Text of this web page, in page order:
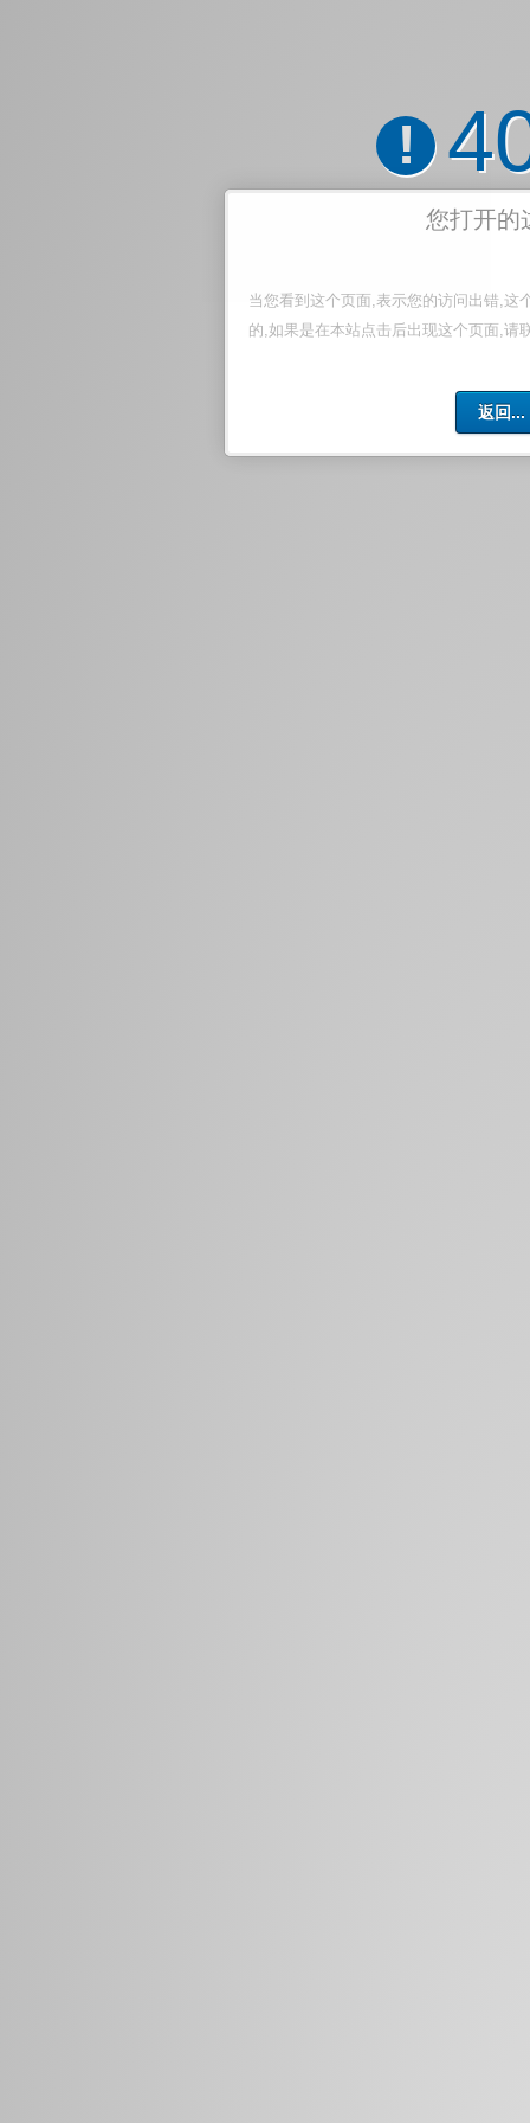
!
您打开的
当您看到这个页面,表示您的访问出错,这
的,如果是在本站点击后出现这个页面,请
返回...